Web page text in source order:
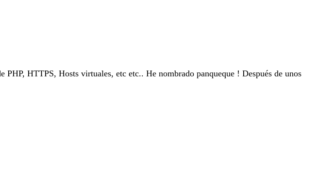
HTTPS, Hosts virtuales, etc etc.. He nombrado panqueque ! Después de unos